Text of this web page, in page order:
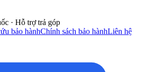
· Hỗ trợ trả góp
bảo hànhChính sách bảo hànhLiên hệ